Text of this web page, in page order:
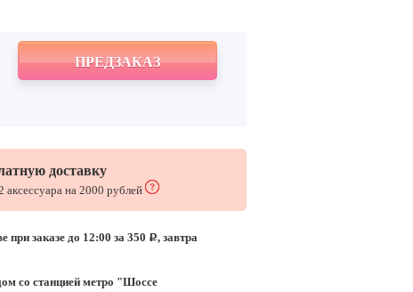
ПРЕДЗАКАЗ
доставку
аксессуара на 2000 рублей
при заказе до 12:00 за 350 c, завтра
со станцией метро "Шоссе